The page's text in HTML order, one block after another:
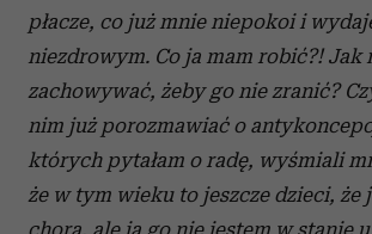
płacze, co już mnie niepokoi i
niezdrowym. Co ja mam robić?! Jak
zachowywać, żeby go nie zranić?
nim już porozmawiać o
których pytałam o radę, wyśmiali
że w tym wieku to jeszcze dzieci, że
chora, ale ja go nie jestem w stanie